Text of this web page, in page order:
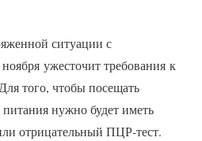
ситуации с
ужесточит требования к
того, чтобы посещать
нужно будет иметь
отрицательный ПЦР-тест.